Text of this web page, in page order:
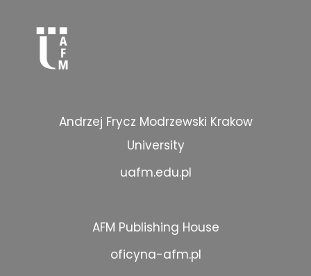
Andrzej Frycz Modrzewski Krakow
University
uafm.edu.pl
AFM Publishing House
oficyna-afm.pl